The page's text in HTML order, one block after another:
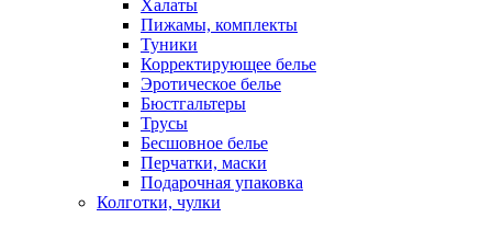
Халаты
Пижамы, комплекты
Туники
Корректирующее белье
Эротическое белье
Бюстгальтеры
Трусы
Бесшовное белье
Перчатки, маски
Подарочная упаковка
Колготки, чулки